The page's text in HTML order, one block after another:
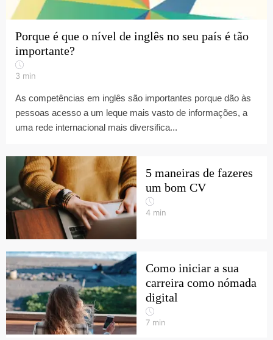
Porque é que o nível de inglês no seu país é tão
importante?
3 min
As competências em inglês são importantes porque dão às
pessoas acesso a um leque mais vasto de informações, a
uma rede internacional mais diversifica...
5 maneiras de fazeres
um bom CV
4 min
Como iniciar a sua
carreira como nómada
digital
7 min